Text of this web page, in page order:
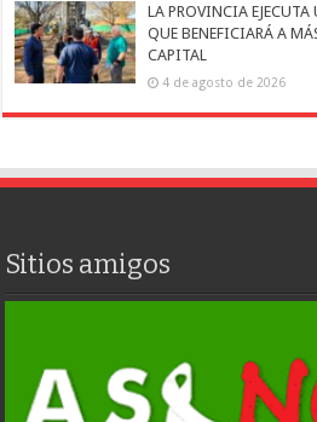
LA PROVINCIA
QUE BENEFICIARÁ A
CAPITAL
4 de agosto de 2026
Sitios amigos